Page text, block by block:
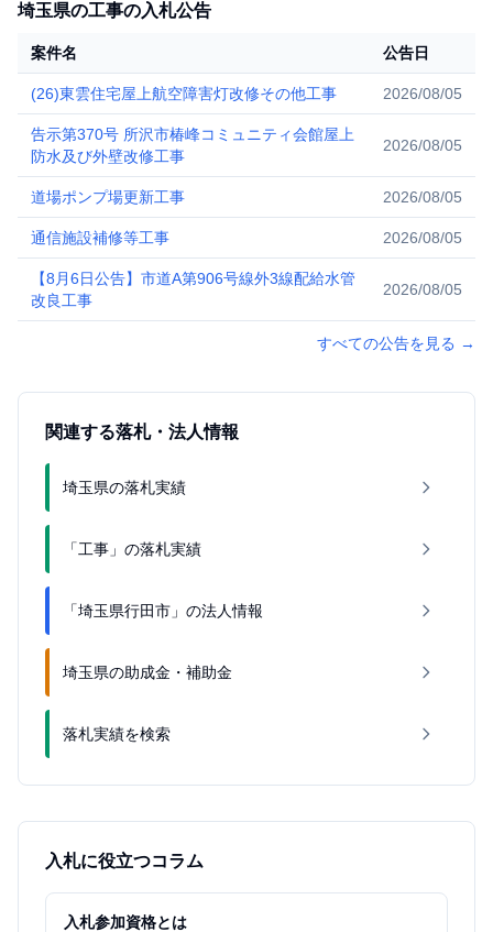
埼玉県の工事の入札公告
案件名 公告日
(26)東雲住宅屋上航空障害灯改修その他工事 2026/08/05
告示第370号 所沢市椿峰コミュニティ会館屋上
防水及び外壁改修工事
2026/08/05
道場ポンプ場更新工事 2026/08/05
通信施設補修等工事 2026/08/05
【8月6日公告】市道A第906号線外3線配給水管
改良工事
2026/08/05
すべての公告を見る →
関連する落札・法人情報
埼玉県の落札実績
「工事」の落札実績
「埼玉県行田市」の法人情報
埼玉県の助成金・補助金
落札実績を検索
入札に役立つコラム
入札参加資格とは